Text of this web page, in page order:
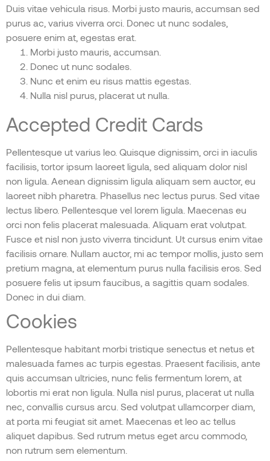
Duis vitae vehicula risus. Morbi justo mauris, accumsan sed
purus ac, varius viverra orci. Donec ut nunc sodales,
posuere enim at, egestas erat.
Morbi justo mauris, accumsan.
Donec ut nunc sodales.
Nunc et enim eu risus mattis egestas.
Nulla nisl purus, placerat ut nulla.
Accepted Credit Cards
Pellentesque ut varius leo. Quisque dignissim, orci in iaculis
facilisis, tortor ipsum laoreet ligula, sed aliquam dolor nisl
non ligula. Aenean dignissim ligula aliquam sem auctor, eu
laoreet nibh pharetra. Phasellus nec lectus purus. Sed vitae
lectus libero. Pellentesque vel lorem ligula. Maecenas eu
orci non felis placerat malesuada. Aliquam erat volutpat.
Fusce et nisl non justo viverra tincidunt. Ut cursus enim vitae
facilisis ornare. Nullam auctor, mi ac tempor mollis, justo sem
pretium magna, at elementum purus nulla facilisis eros. Sed
posuere felis ut ipsum faucibus, a sagittis quam sodales.
Donec in dui diam.
Cookies
Pellentesque habitant morbi tristique senectus et netus et
malesuada fames ac turpis egestas. Praesent facilisis, ante
quis accumsan ultricies, nunc felis fermentum lorem, at
lobortis mi erat non ligula. Nulla nisl purus, placerat ut nulla
nec, convallis cursus arcu. Sed volutpat ullamcorper diam,
at porta mi feugiat sit amet. Maecenas et leo ac tellus
aliquet dapibus. Sed rutrum metus eget arcu commodo,
non rutrum sem elementum.